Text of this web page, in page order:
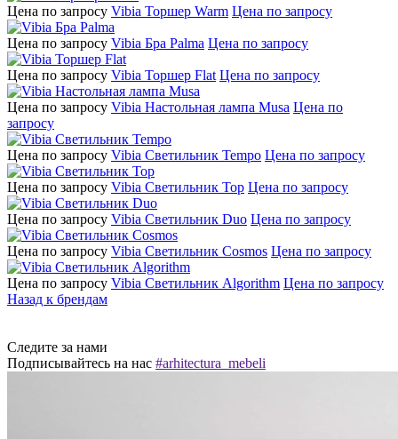
Цена по запросу Vibia Торшер Warm Цена по запросу
Цена по запросу Vibia Бра Palma Цена по запросу
Цена по запросу Vibia Торшер Flat Цена по запросу
Цена по запросу Vibia Настольная лампа Musa Цена по
запросу
Цена по запросу Vibia Светильник Tempo Цена по запросу
Цена по запросу Vibia Светильник Top Цена по запросу
Цена по запросу Vibia Светильник Duo Цена по запросу
Цена по запросу Vibia Светильник Cosmos Цена по запросу
Цена по запросу Vibia Светильник Algorithm Цена по запросу
Назад к брендам
Следите за нами
Подписывайтесь на нас #arhitectura_mebeli